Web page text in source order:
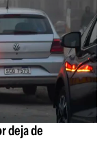
deja de